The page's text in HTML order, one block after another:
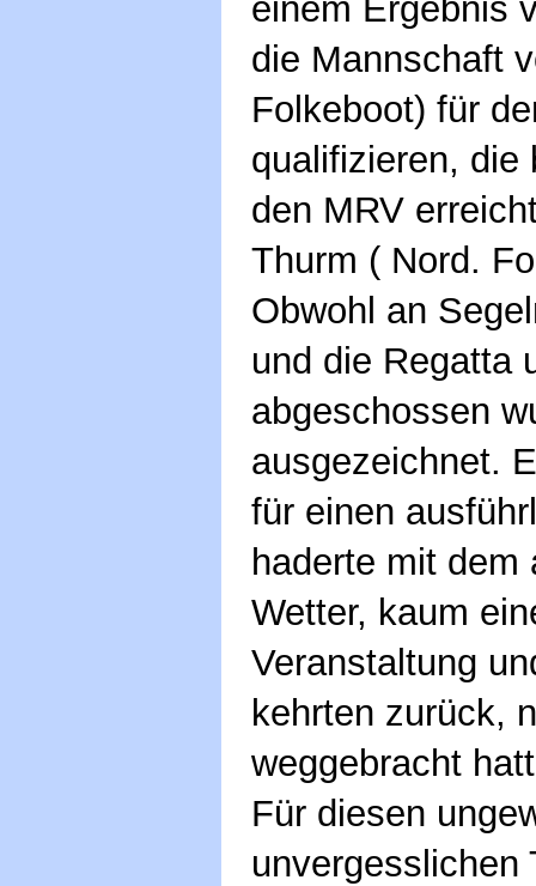
einem Ergebnis
die Mannschaft
Folkeboot) für
qualifizieren, die
den MRV
Thurm ( Nord.
Obwohl an
und die Regatta
abgeschossen
ausgezeichnet.
für einen
haderte mit dem
Wetter, kaum
Veranstaltung
kehrten zurück,
weggebracht
Für diesen
unvergesslichen